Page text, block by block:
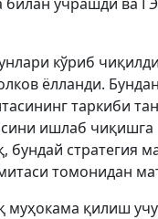
кўриб
ёлланди.
таркиби
ишлаб
стратегия
томонидан
муҳокама қилиш